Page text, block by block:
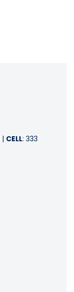
| CELL: 333